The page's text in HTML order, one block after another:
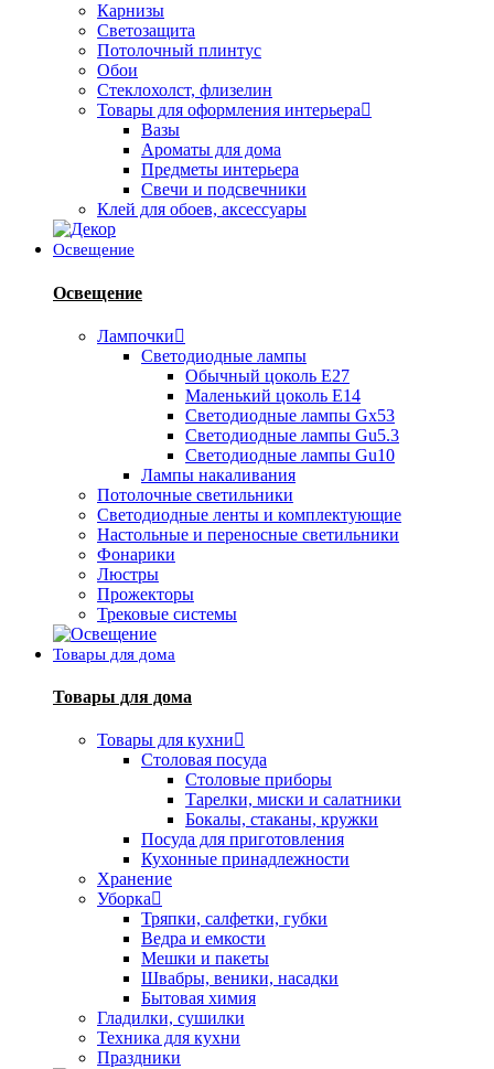
Карнизы
Светозащита
Потолочный плинтус
Обои
Стеклохолст, флизелин
Товары для оформления интерьера
Вазы
Ароматы для дома
Предметы интерьера
Свечи и подсвечники
Клей для обоев, аксессуары
Освещение
Освещение
Лампочки
Светодиодные лампы
Обычный цоколь Е27
Маленький цоколь Е14
Светодиодные лампы Gx53
Светодиодные лампы Gu5.3
Светодиодные лампы Gu10
Лампы накаливания
Потолочные светильники
Светодиодные ленты и комплектующие
Настольные и переносные светильники
Фонарики
Люстры
Прожекторы
Трековые системы
Товары для дома
Товары для дома
Товары для кухни
Столовая посуда
Столовые приборы
Тарелки, миски и салатники
Бокалы, стаканы, кружки
Посуда для приготовления
Кухонные принадлежности
Хранение
Уборка
Тряпки, салфетки, губки
Ведра и емкости
Мешки и пакеты
Швабры, веники, насадки
Бытовая химия
Гладилки, сушилки
Техника для кухни
Праздники